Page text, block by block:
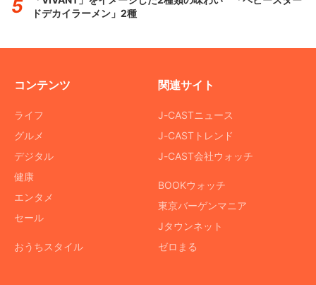
ドデカイラーメン」2種
コンテンツ
ライフ
グルメ
デジタル
健康
エンタメ
セール
おうちスタイル
関連サイト
J-CASTニュース
J-CASTトレンド
J-CAST会社ウォッチ
BOOKウォッチ
東京バーゲンマニア
Jタウンネット
ゼロまる